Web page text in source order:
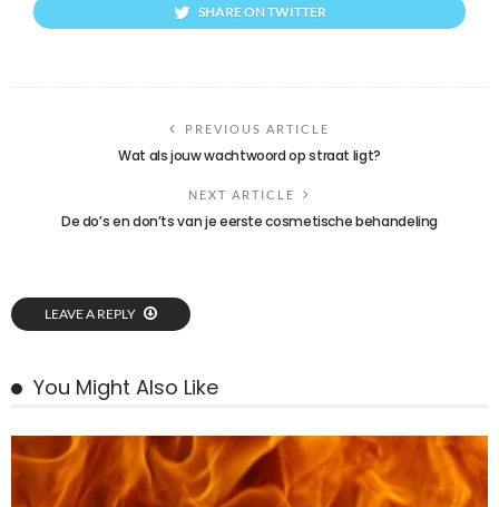
SHARE ON TWITTER
PREVIOUS ARTICLE
Wat als jouw wachtwoord op straat ligt?
NEXT ARTICLE
De do’s en don’ts van je eerste cosmetische behandeling
LEAVE A REPLY
You Might Also Like